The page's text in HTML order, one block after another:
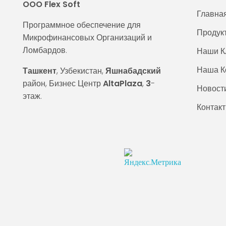
OOO Flex Soft
Программное обеспечение для
Микрофинансовых Организаций и
Ломбардов.
Ташкент, Узбекистан, Яшнабадский
район, Бизнес ЦентрAltaPlaza, 3-
этаж.
Наши
Наша